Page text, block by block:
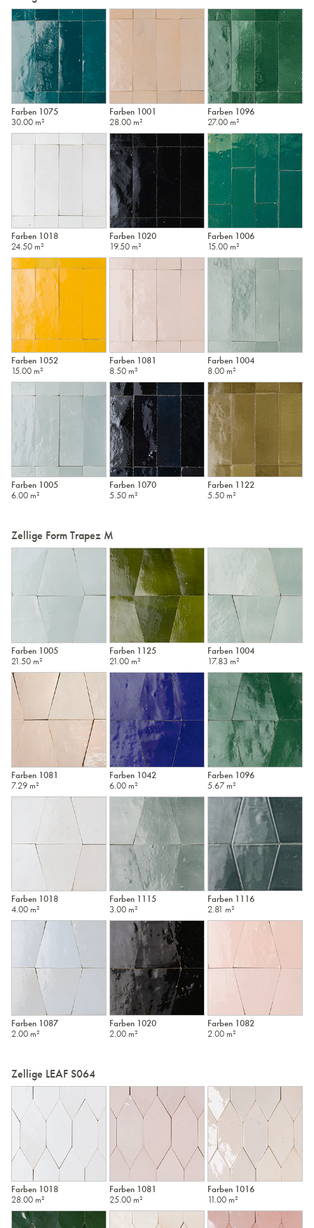
Farben 1075
30.00 m²
Farben 1001
28.00 m²
Farben 1096
27.00 m²
Farben 1018
24.50 m²
Farben 1020
19.50 m²
Farben 1006
15.00 m²
Farben 1052
15.00 m²
Farben 1081
8.50 m²
Farben 1004
8.00 m²
Farben 1005
6.00 m²
Farben 1070
5.50 m²
Farben 1122
5.50 m²
Zellige Form Trapez M
Farben 1005
21.50 m²
Farben 1125
21.00 m²
Farben 1004
17.83 m²
Farben 1081
7.29 m²
Farben 1042
6.00 m²
Farben 1096
5.67 m²
Farben 1018
4.00 m²
Farben 1115
3.00 m²
Farben 1116
2.81 m²
Farben 1087
2.00 m²
Farben 1020
2.00 m²
Farben 1082
2.00 m²
Zellige LEAF S064
Farben 1018
28.00 m²
Farben 1081
25.00 m²
Farben 1016
11.00 m²